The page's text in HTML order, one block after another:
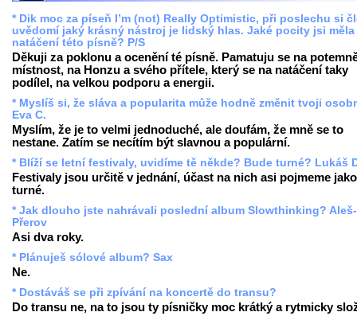
* Dik moc za píseň I’m (not) Really Optimistic, při poslechu si
uvědomí jaký krásný nástroj je lidský hlas. Jaké pocity jsi měla
natáčení této písně? P/S
Děkuji za poklonu a ocenění té písně. Pamatuju se na
místnost, na Honzu a svého přítele, který se na natáčení taky
podílel, na velkou podporu a energii.
* Myslíš si, že sláva a popularita může hodně změnit tvoji
Eva C.
Myslím, že je to velmi jednoduché, ale doufám, že mně se to
nestane. Zatím se necítím být slavnou a populární.
* Blíží se letní festivaly, uvidíme tě někde? Bude turné? Lukáš
Festivaly jsou určitě v jednání, účast na nich asi pojmeme jako
turné.
* Jak dlouho jste nahrávali poslední album Slowthinking? Aleš-
Přerov
Asi dva roky.
* Plánuješ sólové album? Sax
Ne.
* Dostáváš se při zpívání na koncertě do transu?
Do transu ne, na to jsou ty písničky moc krátký a rytmicky